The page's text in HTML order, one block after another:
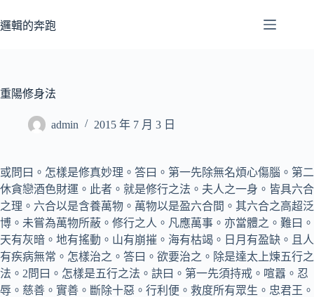
至
容
邏輯的奔跑
重陽修身法
admin 2015 年 7 月 3 日
或問曰。怎樣是修真妙理。答曰。第一先除無名煩心傷腦。第二
休貪戀酒色財運。此者。就是修行之法。夫人之一身。皆具六合
之理。六合以是含養萬物。萬物以是盈六合間。其六合之高超泛
博。未嘗為萬物所蔽。修行之人。凡應萬事。亦當體之。難曰。
天有灰暗。地有搖動。山有崩摧。海有枯竭。日月有盈缺。且人
有疾病無常。怎樣治之。答曰。欲要治之。除是達太上煉五行之
法。2問曰。怎樣是五行之法。訣曰。第一先須持戒。喧囂。忍
辱。慈善。實善。斷除十惡。行利便。救度所有眾生。忠君王。